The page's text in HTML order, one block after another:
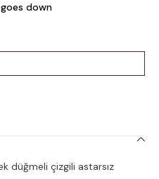
down
düğmeli çizgili astarsız